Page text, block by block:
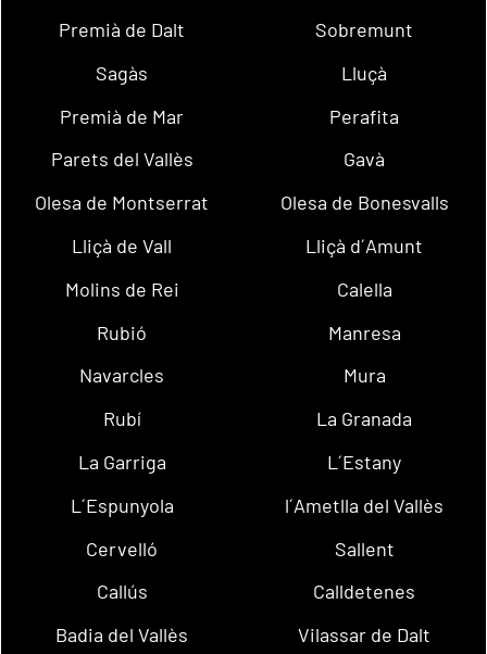
Premià de Dalt
Sobremunt
Sagàs
Lluçà
Premià de Mar
Perafita
Parets del Vallès
Gavà
Olesa de Montserrat
Olesa de Bonesvalls
Lliçà de Vall
Lliçà d´Amunt
Molins de Rei
Calella
Rubió
Manresa
Navarcles
Mura
Rubí
La Granada
La Garriga
L´Estany
L´Espunyola
l´Ametlla del Vallès
Cervelló
Sallent
Callús
Calldetenes
Badia del Vallès
Vilassar de Dalt